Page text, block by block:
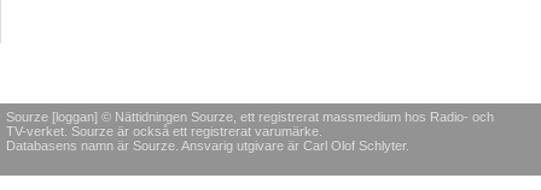
Sourze [loggan] © Nättidningen Sourze, ett registrerat massmedium hos Radio- och
TV-verket. Sourze är också ett registrerat varumärke.
Databasens namn är Sourze. Ansvarig utgivare är Carl Olof Schlyter.